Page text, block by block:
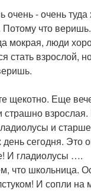
- очень туда
что
мокрая, люди
стать
щекотно. Еще
и
сегодня. Это
И гладиолусы ….
что школьница.
И сопли на